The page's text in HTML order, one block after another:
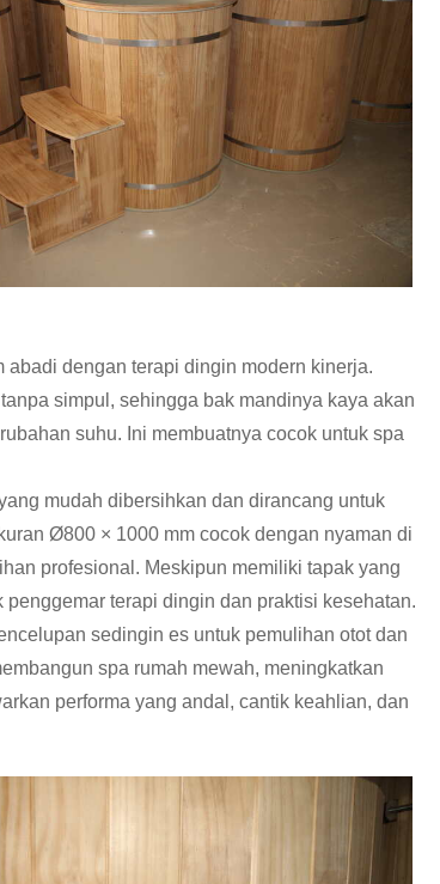
dengan terapi dingin modern kinerja.
simpul, sehingga bak mandinya kaya akan
suhu. Ini membuatnya cocok untuk spa
mudah dibersihkan dan dirancang untuk
Ø800 × 1000 mm cocok dengan nyaman di
profesional. Meskipun memiliki tapak yang
terapi dingin dan praktisi kesehatan.
sedingin es untuk pemulihan otot dan
spa rumah mewah, meningkatkan
performa yang andal, cantik keahlian, dan